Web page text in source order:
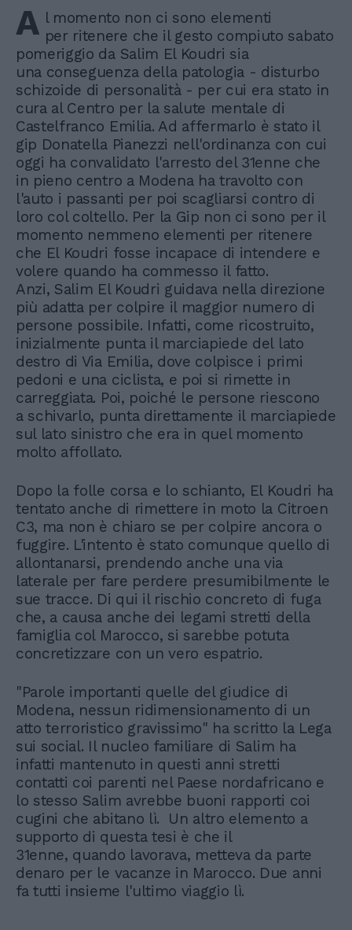
A l momento non ci sono elementi
per ritenere che il gesto compiuto sabato
pomeriggio da Salim El Koudri sia
una conseguenza della patologia - disturbo
schizoide di personalità - per cui era stato in
cura al Centro per la salute mentale di
Castelfranco Emilia. Ad affermarlo è stato il
gip Donatella Pianezzi nell'ordinanza con cui
oggi ha convalidato l'arresto del 31enne che
in pieno centro a Modena ha travolto con
l'auto i passanti per poi scagliarsi contro di
loro col coltello. Per la Gip non ci sono per il
momento nemmeno elementi per ritenere
che El Koudri fosse incapace di intendere e
volere quando ha commesso il fatto.
Anzi, Salim El Koudri guidava nella direzione
più adatta per colpire il maggior numero di
persone possibile. Infatti, come ricostruito,
inizialmente punta il marciapiede del lato
destro di Via Emilia, dove colpisce i primi
pedoni e una ciclista, e poi si rimette in
carreggiata. Poi, poiché le persone riescono
a schivarlo, punta direttamente il marciapiede
sul lato sinistro che era in quel momento
molto affollato.
Dopo la folle corsa e lo schianto, El Koudri ha
tentato anche di rimettere in moto la Citroen
C3, ma non è chiaro se per colpire ancora o
fuggire. L'intento è stato comunque quello di
allontanarsi, prendendo anche una via
laterale per fare perdere presumibilmente le
sue tracce. Di qui il rischio concreto di fuga
che, a causa anche dei legami stretti della
famiglia col Marocco, si sarebbe potuta
concretizzare con un vero espatrio.
"Parole importanti quelle del giudice di
Modena, nessun ridimensionamento di un
atto terroristico gravissimo" ha scritto la Lega
sui social. Il nucleo familiare di Salim ha
infatti mantenuto in questi anni stretti
contatti coi parenti nel Paese nordafricano e
lo stesso Salim avrebbe buoni rapporti coi
cugini che abitano lì. Un altro elemento a
supporto di questa tesi è che il
31enne, quando lavorava, metteva da parte
denaro per le vacanze in Marocco. Due anni
fa tutti insieme l'ultimo viaggio lì.